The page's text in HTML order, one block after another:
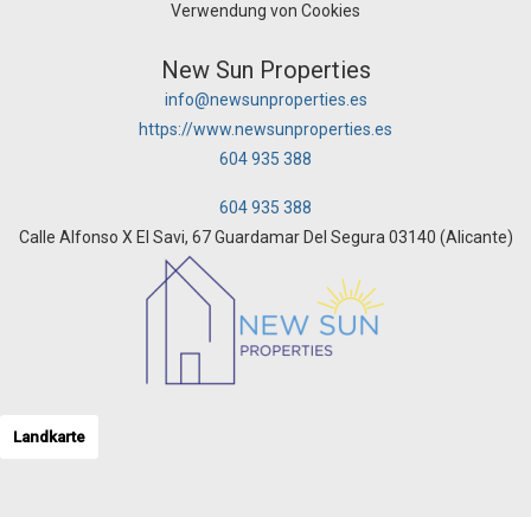
Verwendung von Cookies
New Sun Properties
info@newsunproperties.es
https://www.newsunproperties.es
604 935 388
604 935 388
Calle Alfonso X El Savi, 67 Guardamar Del Segura 03140 (Alicante)
Landkarte